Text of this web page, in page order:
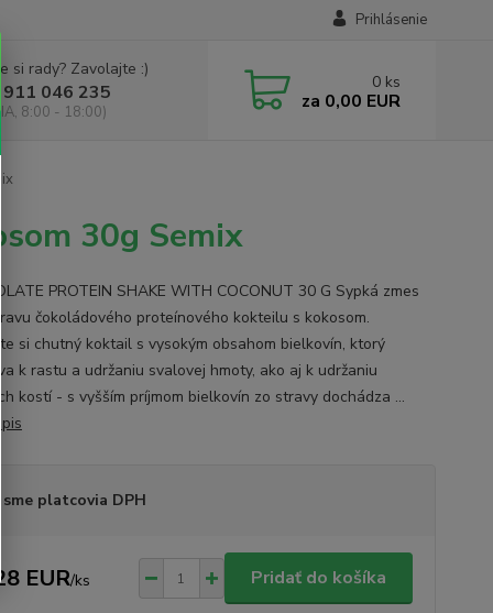
Prihlásenie
si rady? Zavolajte :)
046 235
8:00 - 18:00)
0 ks
za 0,00 EUR
30g Semix
PROTEIN SHAKE WITH COCONUT 30 G Sypká zmes
čokoládového proteínového kokteilu s kokosom.
si chutný koktail s vysokým obsahom bielkovín, ktorý
k rastu a udržaniu svalovej hmoty, ako aj k udržaniu
kostí - s vyšším príjmom bielkovín zo stravy dochádza ...
sme platcovia DPH
EUR/ks Pridať do košíka